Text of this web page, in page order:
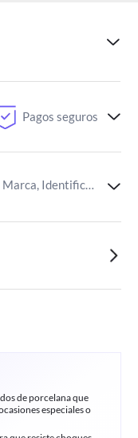
Paga
Pagos seguros
Marca, Identificador del artículo de Miravia
de porcelana que
especiales o